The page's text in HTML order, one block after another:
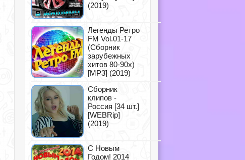
(2019)
Легенды Ретро
FM Vol.01-17
(Сборник
зарубежных
хитов 80-90х)
[MP3] (2019)
Сборник
клипов -
Россия [34 шт.]
[WEBRip]
(2019)
С Новым
Годом! 2014